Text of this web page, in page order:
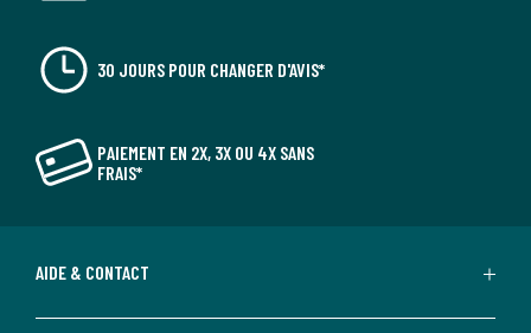
30 JOURS POUR CHANGER D'AVIS*
PAIEMENT EN 2X, 3X OU 4X SANS
FRAIS*
AIDE & CONTACT